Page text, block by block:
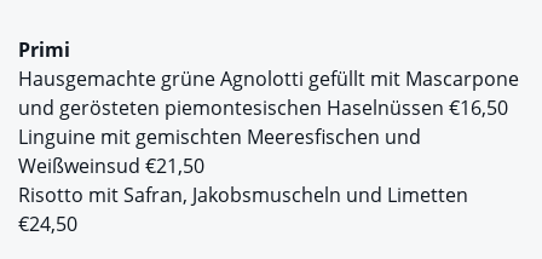
Primi
Hausgemachte grüne Agnolotti gefüllt mit Mascarpone
und gerösteten piemontesischen Haselnüssen €16,50
Linguine mit gemischten Meeresfischen und
Weißweinsud €21,50
Risotto mit Safran, Jakobsmuscheln und Limetten
€24,50